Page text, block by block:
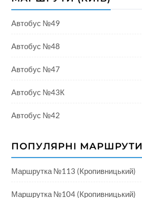
Автобус №49
Автобус №48
Автобус №47
Автобус №43К
Автобус №42
ПОПУЛЯРНІ МАРШРУТИ
Маршрутка №113 (Кропивницький)
Маршрутка №104 (Кропивницький)